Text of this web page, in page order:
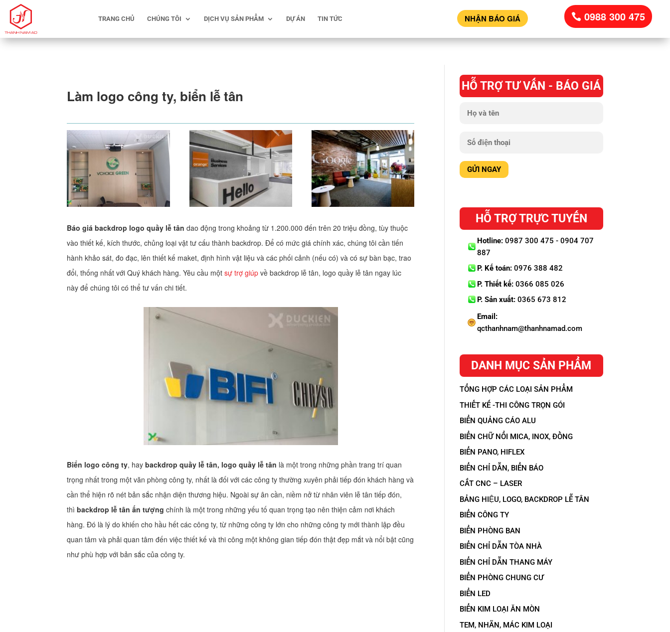
TRANG CHỦ CHÚNG TÔI DỊCH VỤ SẢN PHẨM DỰ ÁN TIN TỨC NHẬN BÁO GIÁ 0988 300 475
Làm logo công ty, biển lễ tân
Báo giá backdrop logo quầy lễ tândao động trong khoảng từ 1.200.000 đến trên 20 triệu đồng, tùy thuộc
vào thiết kế, kích thước, chủng loại vật tư cấu thành backdrop. Để có mức giá chính xác, chúng tôi cần tiến
hành khảo sát, đo đạc, lên thiết kế maket, định hình vật liệu và các phối cảnh (nếu có) và có sự bàn bạc, trao
đổi, thống nhất với Quý khách hàng. Yêu cầu mộtsự trợ giúp về backdrop lễ tân, logo quầy lễ tân ngay lúc
này để chúng tôi có thể tư vấn chi tiết.
Biển logo công ty, haybackdrop quầy lễ tân, logo quầy lễ tân là một trong những phần trang trí quan
trọng nhất trong một văn phòng công ty, nhất là đối với các công ty thường xuyên phải tiếp đón khách hàng và
cần thể hiện rõ nét bản sắc nhận diện thương hiệu. Ngoài sự ân cần, niềm nở từ nhân viên lễ tân tiếp đón,
thìbackdrop lễ tân ấn tượng chính là một trong những yếu tố quan trọng tạo nên thiện cảm nơi khách
hàng. Đó là lý do khiến cho hầu hết các công ty, từ những công ty lớn cho những công ty mới thành lập đều
quan tâm và phải quan tâm đến việc thiết kế và thi công một không gian tiếp đón thật đẹp mắt và nổi bật cũng
như phù hợp với bản sắc của công ty.
HỖ TRỢ TƯ VẤN - BÁO GIÁ
HỖ TRỢ TRỰC TUYẾN
Hotline:0987 300 475 - 0904 707
887
P. Kế toán:0976 388 482
P. Thiết kế:0366 085 026
P. Sản xuất:0365 673 812
Email:
qcthanhnam@thanhnamad.com
DANH MỤC SẢN PHẨM
TỔNG HỢP CÁC LOẠI SẢN PHẨM
THIẾT KẾ -THI CÔNG TRỌN GÓI
BIỂN QUẢNG CÁO ALU
BIỂN CHỮ NỔI MICA, INOX, ĐỒNG
BIỂN PANO, HIFLEX
BIỂN CHỈ DẪN, BIỂN BÁO
CẮT CNC – LASER
BẢNG HIỆU, LOGO, BACKDROP LỄ TÂN
BIỂN CÔNG TY
BIỂN PHÒNG BAN
BIỂN CHỈ DẪN TÒA NHÀ
BIỂN CHỈ DẪN THANG MÁY
BIỂN PHÒNG CHUNG CƯ
BIỂN LED
BIỂN KIM LOẠI ĂN MÒN
TEM, NHÃN, MÁC KIM LOẠI